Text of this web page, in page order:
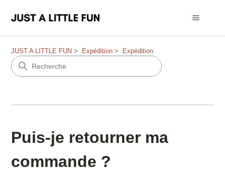
JUST A LITTLE FUN Expédition Expédition
Puis-je retourner ma
commande ?